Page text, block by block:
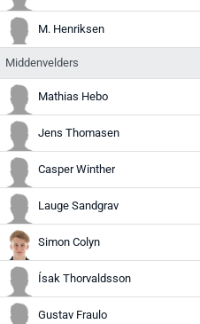
M. Henriksen
Middenvelders
Mathias Hebo
Jens Thomasen
Casper Winther
Lauge Sandgrav
Simon Colyn
Ísak Thorvaldsson
Gustav Fraulo